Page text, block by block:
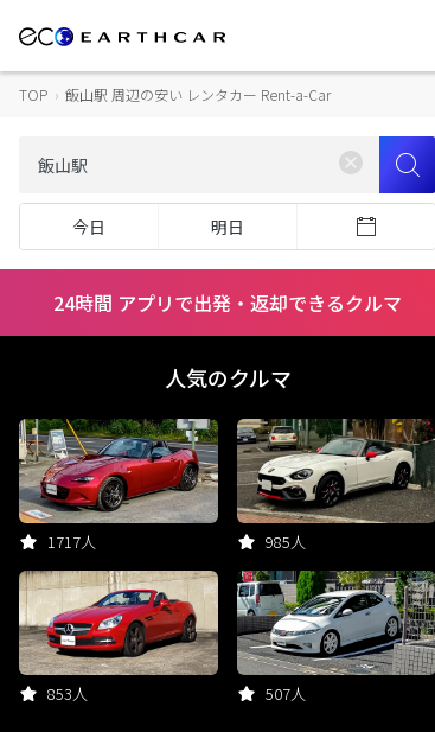
TOP › 飯山駅 周辺の安い レンタカー Rent-a-Car
今日 明日
24時間 アプリで出発・返却できるクルマ
人気のクルマ
1717人 985人
853人 507人